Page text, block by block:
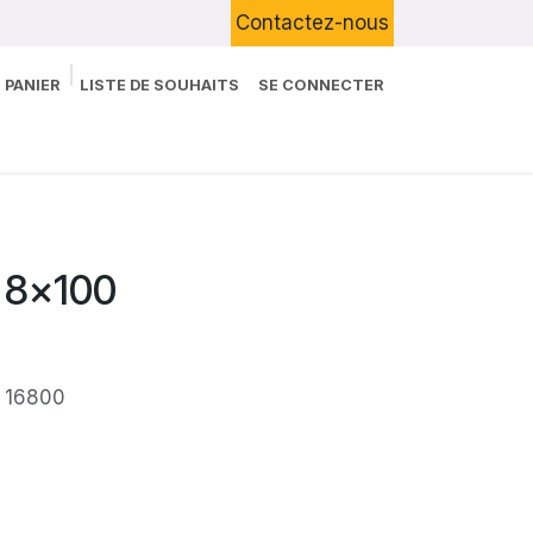
Contactez-nous
LISTE DE SOUHAITS SE CONNECTER